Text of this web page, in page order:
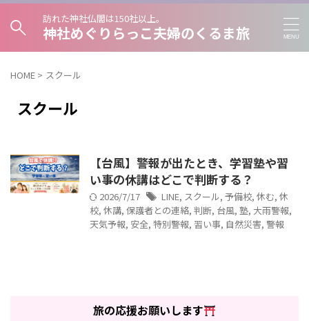
訪れた神社仏閣は150社以上。
神社めぐりらっこ夫婦のくるま旅
HOME > スクール
スクール
【台風】警報が出たとき、学習塾や習
い事の休講はどこで判断する？
2026/7/17 LINE, スクール, 予備校, 休む, 休
校, 休講, 保護者との連絡, 判断, 台風, 塾, 大雨警報,
天気予報, 安全, 特別警報, 習い事, 自然災害, 警報
旅の応援お願いします